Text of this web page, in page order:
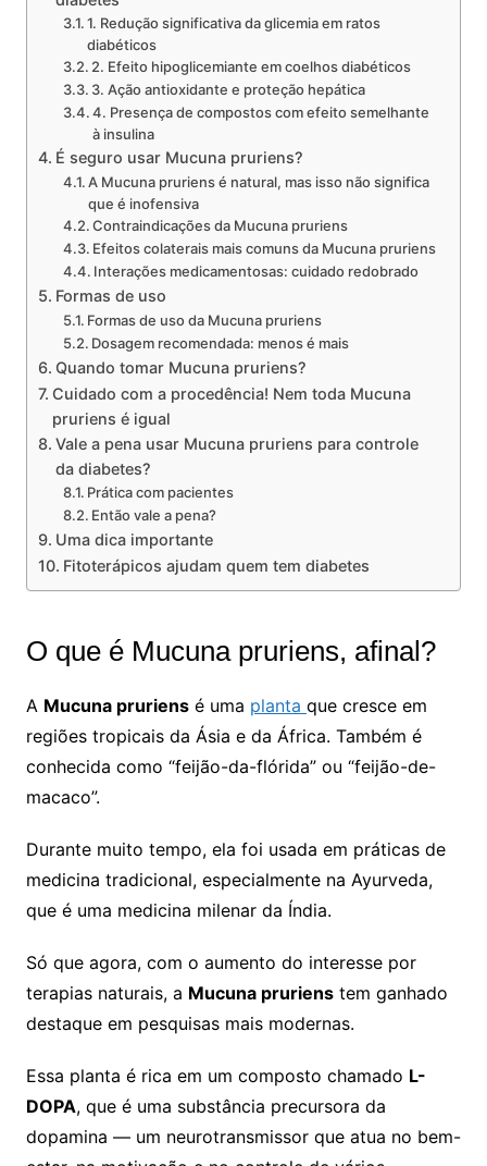
1. Redução significativa da glicemia em ratos
diabéticos
2. Efeito hipoglicemiante em coelhos diabéticos
3. Ação antioxidante e proteção hepática
4. Presença de compostos com efeito semelhante
à insulina
É seguro usar Mucuna pruriens?
A Mucuna pruriens é natural, mas isso não significa
que é inofensiva
Contraindicações da Mucuna pruriens
Efeitos colaterais mais comuns da Mucuna pruriens
Interações medicamentosas: cuidado redobrado
Formas de uso
Formas de uso da Mucuna pruriens
Dosagem recomendada: menos é mais
Quando tomar Mucuna pruriens?
Cuidado com a procedência! Nem toda Mucuna
pruriens é igual
Vale a pena usar Mucuna pruriens para controle
da diabetes?
Prática com pacientes
Então vale a pena?
Uma dica importante
Fitoterápicos ajudam quem tem diabetes
O que é Mucuna pruriens, afinal?
A Mucuna pruriensé uma planta que cresce em
regiões tropicais da Ásia e da África. Também é
conhecida como “feijão-da-flórida” ou “feijão-de-
macaco”.
Durante muito tempo, ela foi usada em práticas de
medicina tradicional, especialmente na Ayurveda,
que é uma medicina milenar da Índia.
Só que agora, com o aumento do interesse por
terapias naturais, a Mucuna prurienstem ganhado
destaque em pesquisas mais modernas.
Essa planta é rica em um composto chamado L-
DOPA, que é uma substância precursora da
dopamina — um neurotransmissor que atua no bem-